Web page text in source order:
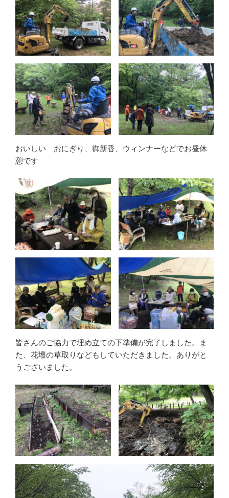
おいしい おにぎり、御新香、ウィンナーなどでお昼休
憩です
皆さんのご協力で埋め立ての下準備が完了しました。ま
た、花壇の草取りなどもしていただきました。ありがと
うございました。